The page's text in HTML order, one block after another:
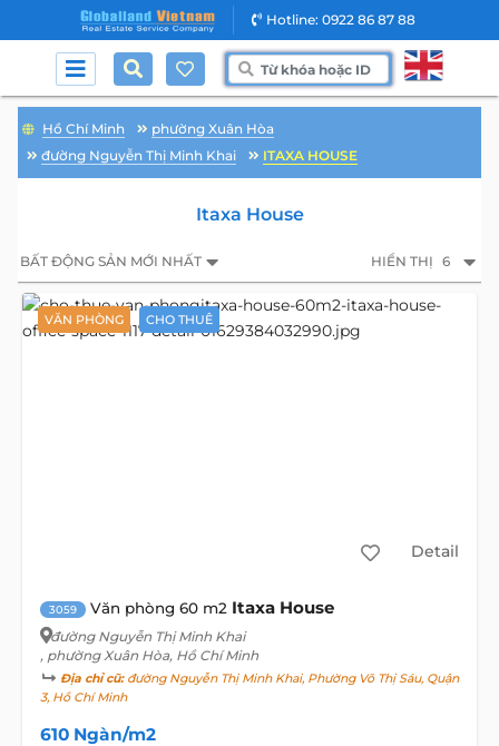
Hotline: 0922 86 87 88
Hồ Chí Minh
phường Xuân Hòa
đường Nguyễn Thị Minh Khai
ITAXA HOUSE
Itaxa House
BẤT ĐỘNG SẢN MỚI NHẤT HIỂN THỊ 6
VĂN PHÒNG CHO THUÊ
Detail
3059 Văn phòng 60 m2 Itaxa House
đường Nguyễn Thị Minh Khai
, phường Xuân Hòa, Hồ Chí Minh
Địa chỉ cũ:đường Nguyễn Thị Minh Khai, Phường Võ Thị Sáu, Quận
3, Hồ Chí Minh
610 Ngàn/m2